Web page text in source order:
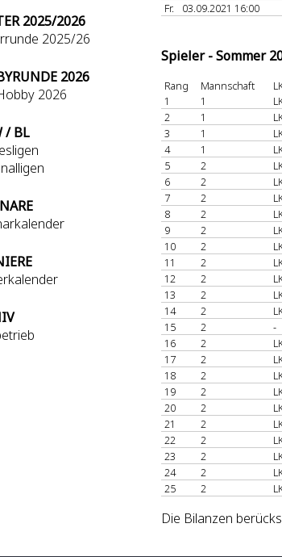
2025/2026
2025/26
2026
2026
/ BL
Fr.
03.09.2021 16:00
Spieler - Sommer
Rang Mannschaft
1
1
2
1
3
1
4
1
5
2
6
2
7
2
8
2
9
2
10
2
11
2
12
2
13
2
14
2
15
2 -
16
2
17
2
18
2
19
2
20
2
21
2
22
2
23
2
24
2
25
2
Die Bilanzen